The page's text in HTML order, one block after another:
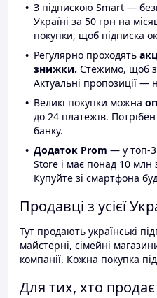
З підпискою Smart —
Україні за 50 грн на
покупки, щоб підписка
Регулярно проходять
знижки. Стежимо, щоб
Актуальні пропозиції —
Великі покупки можна
до 24 платежів.
банку.
Додаток Prom — у топ-3
Store і має понад 10 млн
Купуйте зі смартфона
Продавці з усієї
Тут продають українські
майстерні, сімейні
компанії. Кожна покупка
Для тих, хто